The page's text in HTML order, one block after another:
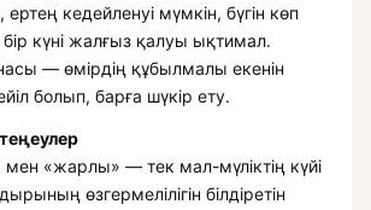
ертең кедейленуі мүмкін, бүгін көп
күні жалғыз қалуы ықтимал.
— өмірдің құбылмалы екенін
болып, барға шүкір ету.
«жарлы» — тек мал-мүліктің күйі
өзгермелілігін білдіретін